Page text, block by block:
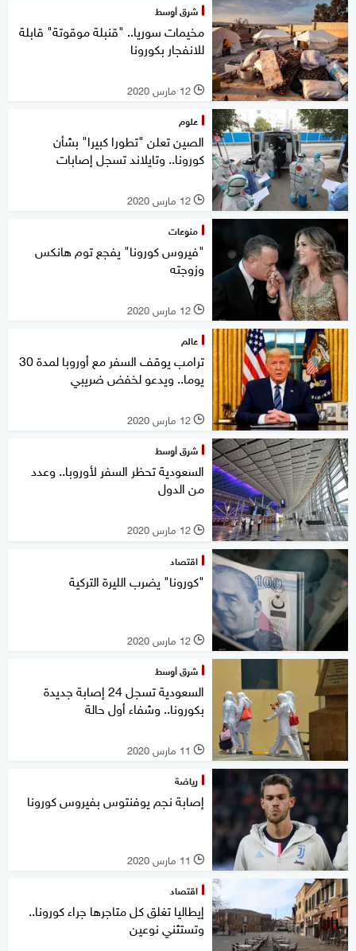
شرق أوسط
مخيمات سوريا.. "قنبلة موقوتة" قابلة
للانفجار بكورونا
l 12 مارس 2020
علوم
الصين تعلن "تطورا كبيرا" بشأن
كورونا.. وتايلاند تسجل إصابات
l 12 مارس 2020
منوعات
"فيروس كورونا" يفجع توم هانكس
وزوجته
l 12 مارس 2020
عالم
ترامب يوقف السفر مع أوروبا لمدة 30
يوما.. ويدعو لخفض ضريبي
l 12 مارس 2020
شرق أوسط
السعودية تحظر السفر لأوروبا.. وعدد
من الدول
l 12 مارس 2020
اقتصاد
"كورونا" يضرب الليرة التركية
l 12 مارس 2020
شرق أوسط
السعودية تسجل 24 إصابة جديدة
بكورونا.. وشفاء أول حالة
l 11 مارس 2020
رياضة
إصابة نجم يوفنتوس بفيروس كورونا
l 11 مارس 2020
اقتصاد
إيطاليا تغلق كل متاجرها جراء كورونا..
وتستثني نوعين